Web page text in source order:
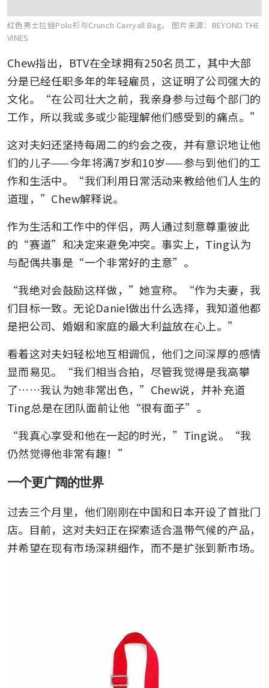
红色男士拉链Polo衫与Crunch Carryall Bag。 图片来源：BEYOND THE
VINES
Chew指出，BTV在全球拥有250名员工，其中大部
分是已经任职多年的年轻雇员，这证明了公司强大的
文化。“在公司壮大之前，我亲身参与过每个部门的
工作，所以我或多或少能理解他们感受到的痛点。”
这对夫妇还坚持每周二的约会之夜，并有意识地让他
们的儿子——今年将满7岁和10岁——参与到他们的工
作和生活中。“我们利用日常活动来教给他们人生的
道理，”Chew解释说。
作为生活和工作中的伴侣，两人通过刻意尊重彼此
的“赛道”和决定来避免冲突。事实上，Ting认为
与配偶共事是“一个非常好的主意”。
“我绝对会鼓励这样做，”她宣称。“作为夫妻，我
们目标一致。无论Daniel做出什么选择，我知道他都
是把公司、婚姻和家庭的最大利益放在心上。”
看着这对夫妇轻松地互相调侃，他们之间深厚的感情
显而易见。“我们相当合拍，尽管我觉得是我高攀
了……我认为她非常出色，”Chew说，并补充道
Ting总是在团队面前让他“很有面子”。
“我真心享受和他在一起的时光，”Ting说。“我
仍然觉得他非常有趣！”
一个更广阔的世界
过去三个月里，他们刚刚在中国和日本开设了首批门
店。目前，这对夫妇正在探索适合温带气候的产品，
并希望在现有市场深耕细作，而不是扩张到新市场。